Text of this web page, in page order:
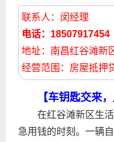
联系人：闵经理
电话：18507917454
地址：南昌红谷滩新
经营范围：房屋抵押
【车钥匙交来
在红谷滩新区生
急用钱的时刻。一辆